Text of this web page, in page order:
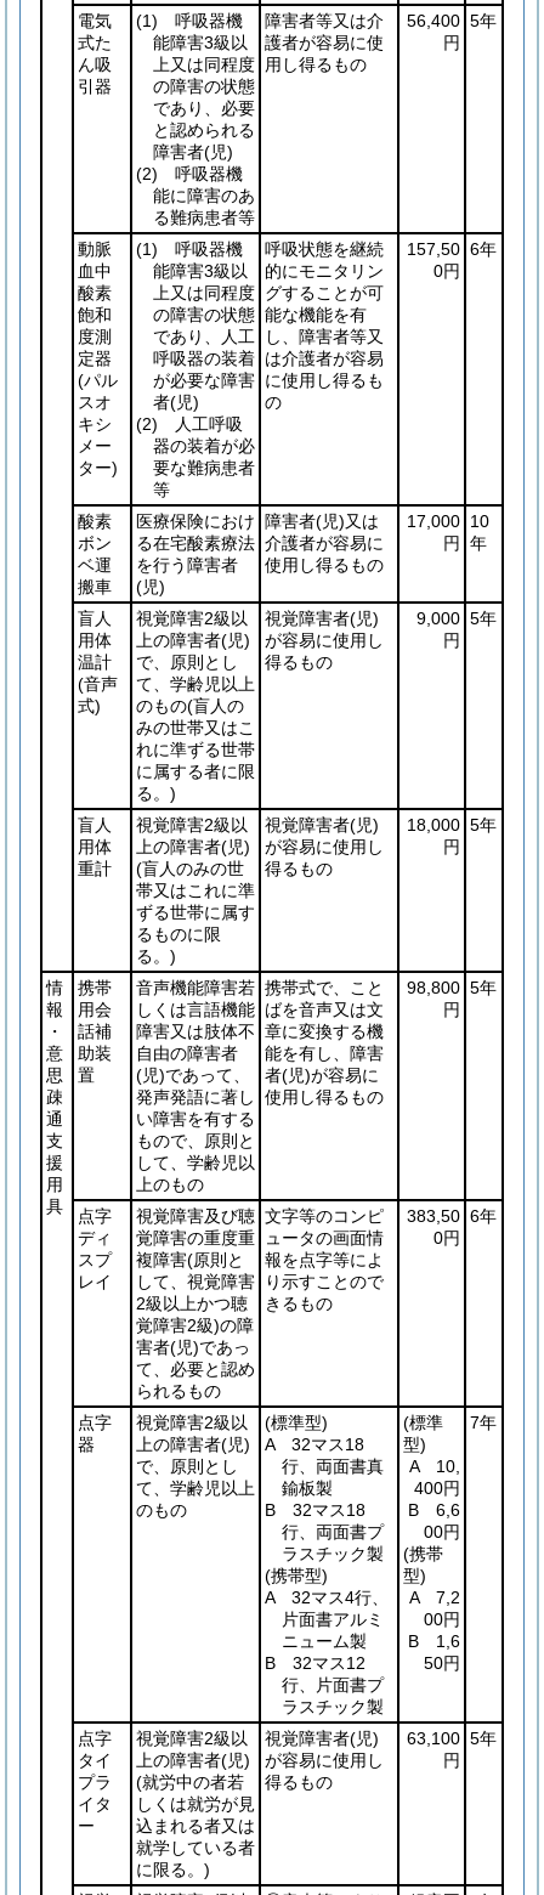
電気
式た
ん吸
引器
(1) 呼吸器機
能障害3級以
上又は同程度
の障害の状態
であり、必要
と認められる
障害者(児)
(2) 呼吸器機
能に障害のあ
る難病患者等
障害者等又は介
護者が容易に使
用し得るもの
56,400
円
5年
動脈
血中
酸素
飽和
度測
定器
(パル
スオ
キシ
メー
ター)
(1) 呼吸器機
能障害3級以
上又は同程度
の障害の状態
であり、人工
呼吸器の装着
が必要な障害
者(児)
(2) 人工呼吸
器の装着が必
要な難病患者
等
呼吸状態を継続
的にモニタリン
グすることが可
能な機能を有
し、障害者等又
は介護者が容易
に使用し得るも
の
157,50
0円
6年
酸素
ボン
ベ運
搬車
医療保険におけ
る在宅酸素療法
を行う障害者
(児)
障害者(児)又は
介護者が容易に
使用し得るもの
17,000
円
10
年
盲人
用体
温計
(音声
式)
視覚障害2級以
上の障害者(児)
で、原則とし
て、学齢児以上
のもの(盲人の
みの世帯又はこ
れに準ずる世帯
に属する者に限
る。)
視覚障害者(児)
が容易に使用し
得るもの
9,000
円
5年
盲人
用体
重計
視覚障害2級以
上の障害者(児)
(盲人のみの世
帯又はこれに準
ずる世帯に属す
るものに限
る。)
視覚障害者(児)
が容易に使用し
得るもの
18,000
円
5年
情
報
・
意
思
疎
通
支
援
用
具
携帯
用会
話補
助装
置
音声機能障害若
しくは言語機能
障害又は肢体不
自由の障害者
(児)であって、
発声発語に著し
い障害を有する
もので、原則と
して、学齢児以
上のもの
携帯式で、こと
ばを音声又は文
章に変換する機
能を有し、障害
者(児)が容易に
使用し得るもの
98,800
円
5年
点字
ディ
スプ
レイ
視覚障害及び聴
覚障害の重度重
複障害(原則と
して、視覚障害
2級以上かつ聴
覚障害2級)の障
害者(児)であっ
て、必要と認め
られるもの
文字等のコンピ
ュータの画面情
報を点字等によ
り示すことので
きるもの
383,50
0円
6年
点字
器
視覚障害2級以
上の障害者(児)
で、原則とし
て、学齢児以上
のもの
(標準型)
A 32マス18
行、両面書真
鍮板製
B 32マス18
行、両面書プ
ラスチック製
(携帯型)
A 32マス4行、
片面書アルミ
ニューム製
B 32マス12
行、片面書プ
ラスチック製
(標準
型)
A 10,
400円
B 6,6
00円
(携帯
型)
A 7,2
00円
B 1,6
50円
7年
点字
タイ
プラ
イタ
ー
視覚障害2級以
上の障害者(児)
(就労中の者若
しくは就労が見
込まれる者又は
就学している者
に限る。)
視覚障害者(児)
が容易に使用し
得るもの
63,100
円
5年